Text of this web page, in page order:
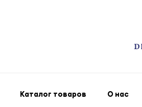
Каталог товаров О нас